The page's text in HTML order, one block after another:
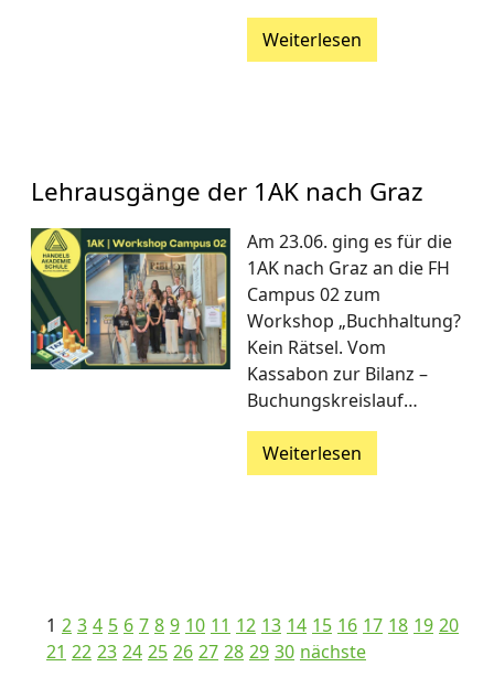
Weiterlesen
Lehrausgänge der 1AK nach Graz
Am 23.06. ging es für die
1AK nach Graz an die FH
Campus 02 zum
Workshop „Buchhaltung?
Kein Rätsel. Vom
Kassabon zur Bilanz –
Buchungskreislauf…
Weiterlesen
1 2 3 4 5 6 7 8 9 10 11 12 13 14 15 16 17 18 19 20
21 22 23 24 25 26 27 28 29 30 nächste